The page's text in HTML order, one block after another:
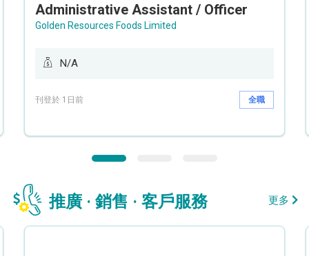
Administrative Assistant / Officer
Golden Resources Foods Limited
N/A
刊登於 1日前 全職
推廣 · 銷售 · 客戶服務 更多